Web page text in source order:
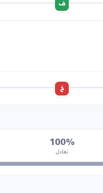
ف
خ
100%
تعادل